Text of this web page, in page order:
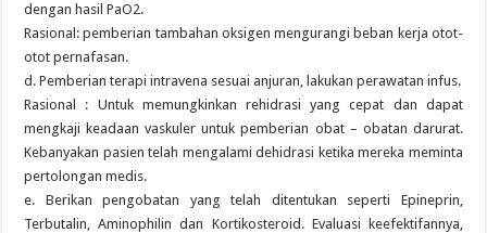
dengan hasil PaO2.
Rasional: pemberian tambahan oksigen mengurangi beban kerja otot-
otot pernafasan.
d. Pemberian terapi intravena sesuai anjuran, lakukan perawatan infus.
Rasional : Untuk memungkinkan rehidrasi yang cepat dan dapat
mengkaji keadaan vaskuler untuk pemberian obat – obatan darurat.
Kebanyakan pasien telah mengalami dehidrasi ketika mereka meminta
pertolongan medis.
e. Berikan pengobatan yang telah ditentukan seperti Epineprin,
Terbutalin, Aminophilin dan Kortikosteroid. Evaluasi keefektifannya,